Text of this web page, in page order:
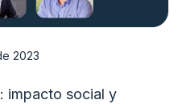
2023
impacto social y